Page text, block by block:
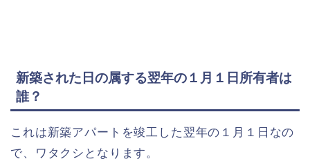
新築された日の属する翌年の１月１日所有者は
誰？
これは新築アパートを竣工した翌年の１月１日なの
で、ワタクシとなります。